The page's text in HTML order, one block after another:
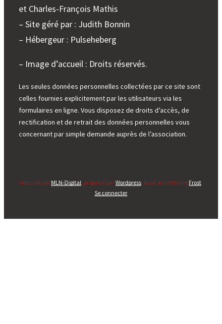
et Charles-François Mathis
– Site géré par : Judith Bonnin
– Hébergeur : Pulseheberg
– Image d’accueil : Droits réservés.
Les seules données personnelles collectées par ce site sont
celles fournies explicitement par les utilisateurs via les
formulaires en ligne. Vous disposez de droits d’accès, de
rectification et de retrait des données personnelles vous
concernant par simple demande auprès de l’association.
Site créé par MLN-Digital, propulsé parWordpress, basé sur le thème Frost.
Se connecter